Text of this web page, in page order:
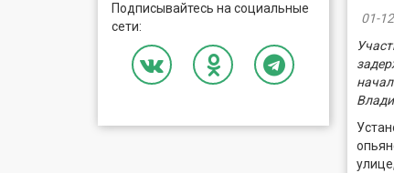
Подписывайтесь на социальные
сети:
01-
улице,